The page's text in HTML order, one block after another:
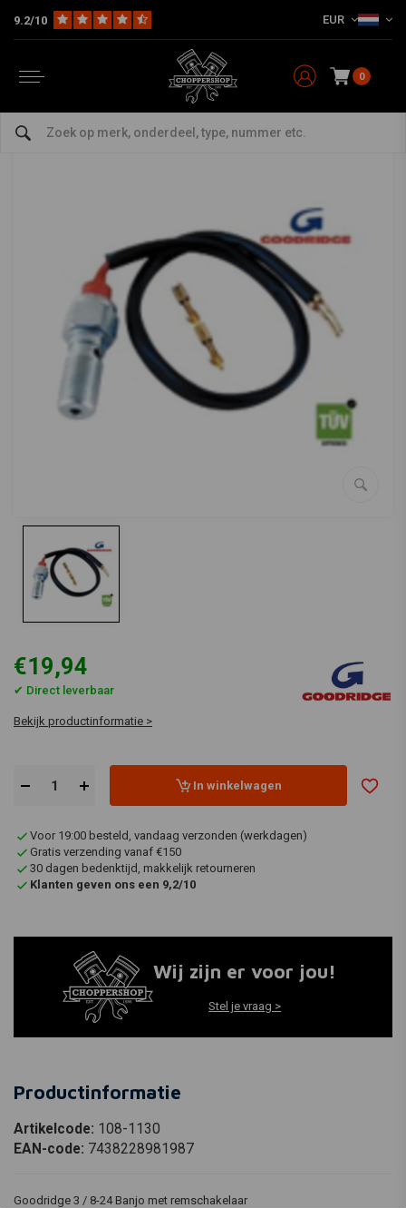
9.2/10 EUR
0
Multi-fit Stuur & Toebehoor 3 / 8-24 Banjo met remschakelaar
bekijk alles van Goodridge
3 / 8-24 Banjo met remschakelaar
€19,94
✔ Direct leverbaar
Bekijk productinformatie >
In winkelwagen
Voor 19:00 besteld, vandaag verzonden (werkdagen)
Gratis verzending vanaf €150
30 dagen bedenktijd, makkelijk retourneren
Klanten geven ons een 9,2/10
Wij zijn er voor jou!
Stel je vraag >
Productinformatie
Artikelcode: 108-1130
EAN-code: 7438228981987
Goodridge 3 / 8-24 Banjo met remschakelaar